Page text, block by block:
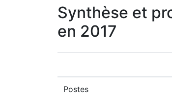
Synthèse et
en 2017
Postes